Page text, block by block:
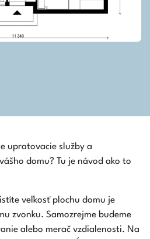
upratovacie služby a
domu? Tu je návod ako to
veľkosť plochu domu je
zvonku. Samozrejme budeme
alebo merač vzdialenosti. Na